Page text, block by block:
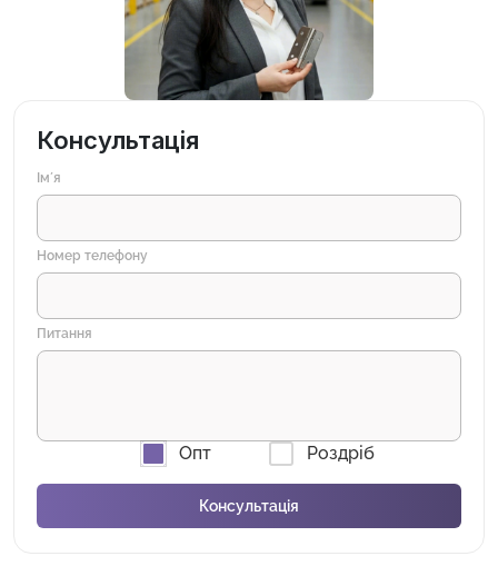
Консультація
Імʼя
Номер телефону
Питання
Опт Роздріб